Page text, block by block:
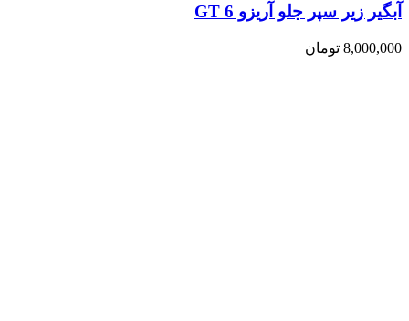
آبگیر زیر سپر جلو آریزو 6 GT
8,000,000 تومان